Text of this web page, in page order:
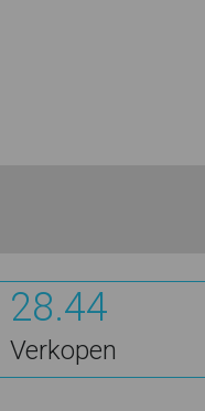
28.44
Verkopen